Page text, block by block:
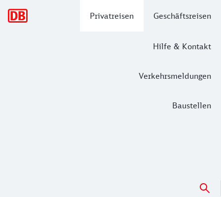
Privatreisen Geschäftsreisen
Hilfe & Kontakt
Verkehrsmeldungen
Baustellen